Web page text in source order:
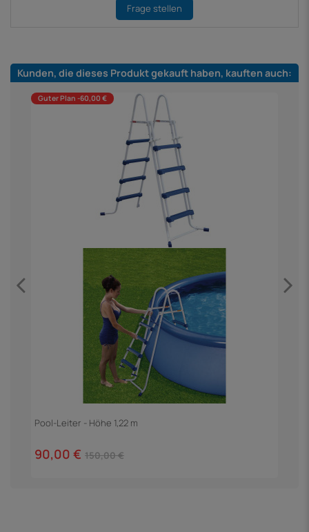
Frage stellen
Kunden, die dieses Produkt gekauft haben, kauften auch:
Guter Plan -60,00 €
Pool-Leiter - Höhe 1,22 m
90,00 € 150,00 €